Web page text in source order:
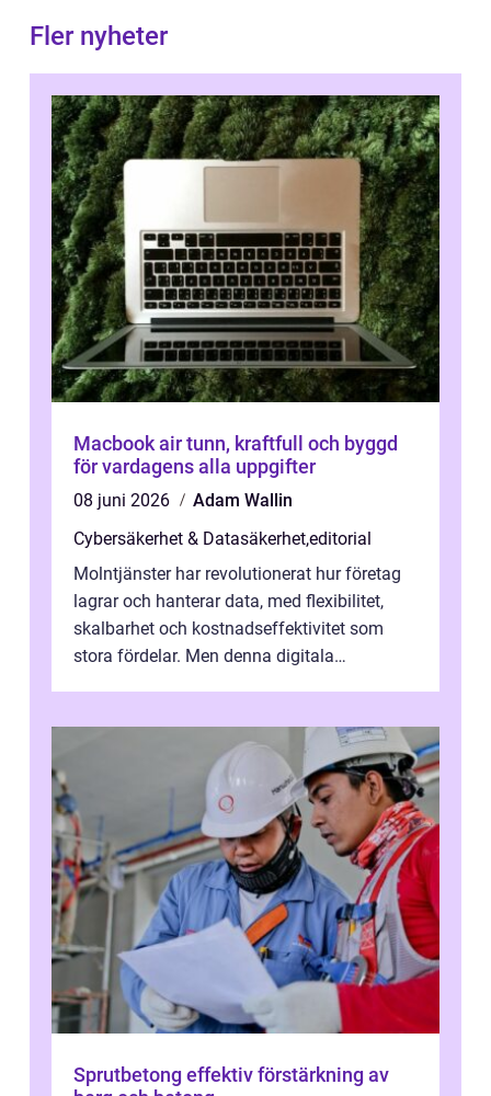
Fler nyheter
Macbook air tunn, kraftfull och byggd
för vardagens alla uppgifter
08 juni 2026
Adam Wallin
Cybersäkerhet & Datasäkerhet,editorial
Molntjänster har revolutionerat hur företag
lagrar och hanterar data, med flexibilitet,
skalbarhet och kostnadseffektivitet som
stora fördelar. Men denna digitala
Sprutbetong effektiv förstärkning av